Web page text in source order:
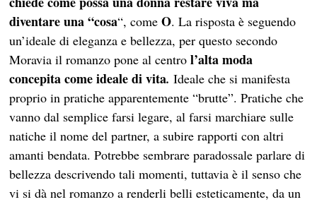
diventare una “cosa“, comeO. La risposta è seguendo
un’ideale di eleganza e bellezza, per questo secondo
Moravia il romanzo pone al centrol’alta moda
concepita come ideale di vita. Ideale che si manifesta
proprio in pratiche apparentemente “brutte”. Pratiche che
vanno dal semplice farsi legare, al farsi marchiare sulle
natiche il nome del partner, a subire rapporti con altri
amanti bendata. Potrebbe sembrare paradossale parlare di
bellezza descrivendo tali momenti, tuttavia è il senso che
vi si dà nel romanzo a renderli belli esteticamente, da un